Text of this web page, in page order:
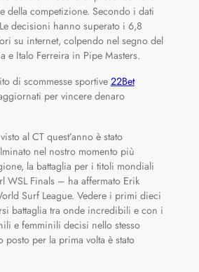
della competizione. Secondo i dati
decisioni hanno superato i 6,8
su internet, colpendo nel segno del
e Italo Ferreira in Pipe Masters.
di scommesse sportive 22Bet
per vincere denaro
al CT quest’anno è stato
nel nostro momento più
la battaglia per i titoli mondiali
WSL Finals – ha affermato Erik
Surf League. Vedere i primi dieci
battaglia tra onde incredibili e con i
e femminili decisi nello stesso
posto per la prima volta è stato